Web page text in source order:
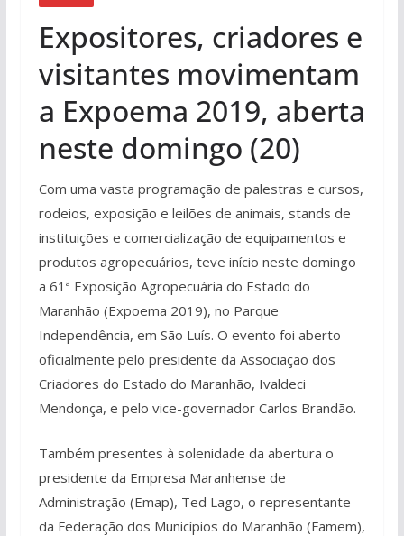
Expositores, criadores e
visitantes movimentam
a Expoema 2019, aberta
neste domingo (20)
Com uma vasta programação de palestras e cursos,
rodeios, exposição e leilões de animais, stands de
instituições e comercialização de equipamentos e
produtos agropecuários, teve início neste domingo
a 61ª Exposição Agropecuária do Estado do
Maranhão (Expoema 2019), no Parque
Independência, em São Luís. O evento foi aberto
oficialmente pelo presidente da Associação dos
Criadores do Estado do Maranhão, Ivaldeci
Mendonça, e pelo vice-governador Carlos Brandão.
Também presentes à solenidade da abertura o
presidente da Empresa Maranhense de
Administração (Emap), Ted Lago, o representante
da Federação dos Municípios do Maranhão (Famem),